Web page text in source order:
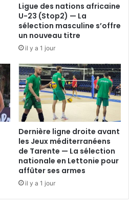
Ligue des nations africaine
U-23 (Stop2) — La
sélection masculine s’offre
un nouveau titre
il y a 1 jour
Dernière ligne droite avant
les Jeux méditerranéens
de Tarente — La sélection
nationale en Lettonie pour
affûter ses armes
il y a 1 jour